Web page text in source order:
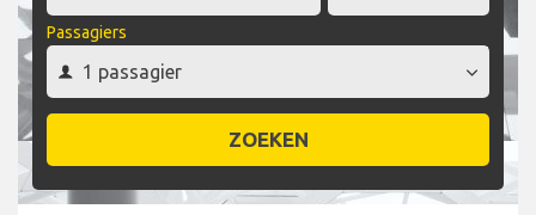
Passagiers
ZOEKEN